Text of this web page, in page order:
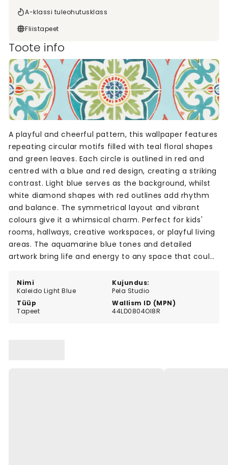
A-klassi tuleohutusklass
Fliistapeet
Toote info
Nimi
Kaleido Light Blue
Kujundus:
Pela Studio
Tüüp
Tapeet
Wallism ID (MPN)
44LD0804Ol8R
A playful and cheerful pattern, this wallpaper features
repeating circular motifs filled with teal floral shapes
and green leaves. Each circle is outlined in red and
centred with a blue and red design, creating a striking
contrast. Light blue serves as the background, whilst
white diamond shapes with red outlines add rhythm
and balance. The symmetrical layout and vibrant
colours give it a whimsical charm. Perfect for kids'
rooms, hallways, creative workspaces, or playful living
areas. The aquamarine blue tones and detailed
artwork bring life and energy to any space that could